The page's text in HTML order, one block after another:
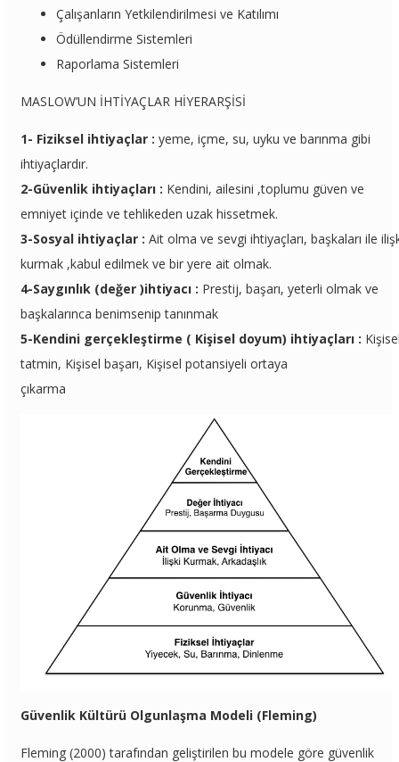
Çalışanların Yetkilendirilmesi ve Katılımı
Ödüllendirme Sistemleri
Raporlama Sistemleri
MASLOW’UN İHTİYAÇLAR HİYERARŞİSİ
1- Fiziksel ihtiyaçlar : yeme, içme, su, uyku ve barınma gibi
ihtiyaçlardır.
2-Güvenlik ihtiyaçları : Kendini, ailesini ,toplumu güven ve
emniyet içinde ve tehlikeden uzak hissetmek.
3-Sosyal ihtiyaçlar : Ait olma ve sevgi ihtiyaçları, başkaları ile
kurmak ,kabul edilmek ve bir yere ait olmak.
4-Saygınlık (değer )ihtiyacı : Prestij, başarı, yeterli olmak ve
başkalarınca benimsenip tanınmak
5-Kendini gerçekleştirme ( Kişisel doyum) ihtiyaçları :
tatmin, Kişisel başarı, Kişisel potansiyeli ortaya
çıkarma
Güvenlik Kültürü Olgunlaşma Modeli (Fleming)
Fleming (2000) tarafından geliştirilen bu modele göre güvenlik